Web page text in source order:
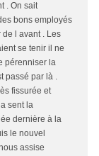
. On sait
bons employés
l avant . Les
se tenir il ne
pérenniser la
passé par là .
fissurée et
sent la
dernière à la
le nouvel
assise